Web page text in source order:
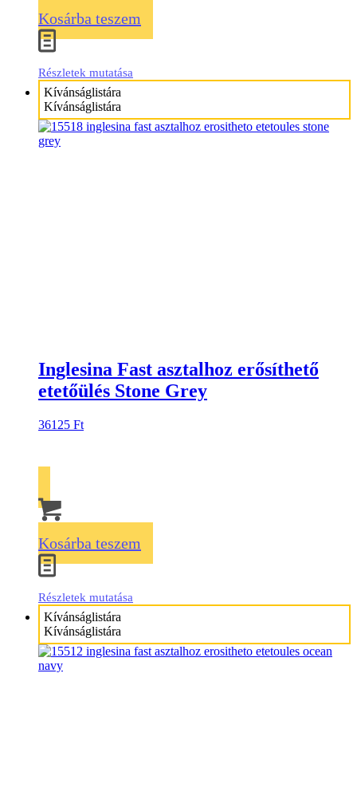
Kosárba teszem
Részletek mutatása
Kívánságlistára
Kívánságlistára
Inglesina Fast asztalhoz erősíthető
etetőülés Stone Grey
36125 Ft
Kosárba teszem
Részletek mutatása
Kívánságlistára
Kívánságlistára